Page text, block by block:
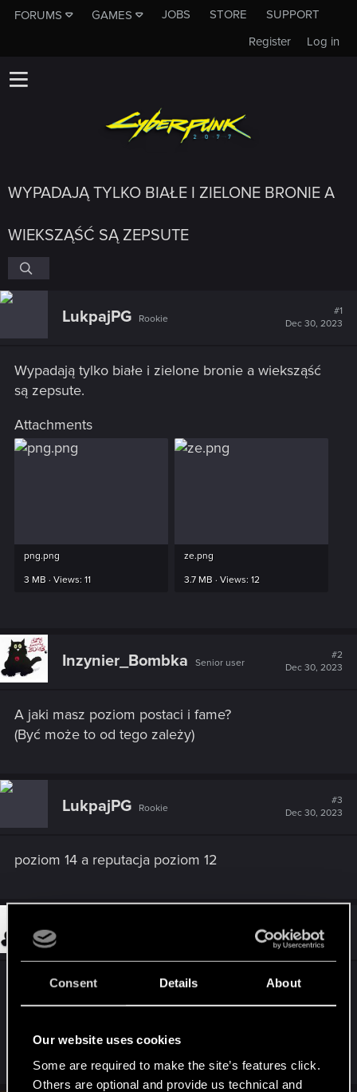
Consent Details About
Our website uses cookies
Some are required to make the site’s features click.
Others are optional and provide us technical and
FORUMS GAMES JOBS STORE
SUPPORT
Log in
Register
WYPADAJĄ TYLKO BIAŁE I ZIELONE BRONIE A
WIEKSZĄŚĆ SĄ ZEPSUTE
LukpajPG Rookie
#1
Dec 30, 2023
Wypadają tylko białe i zielone bronie a wieksząść
są zepsute.
Attachments
png.png
3 MB · Views: 11
ze.png
3.7 MB · Views: 12
Inzynier_Bombka Senior user
#2
Dec 30, 2023
A jaki masz poziom postaci i fame?
(Być może to od tego zależy)
LukpajPG Rookie
#3
Dec 30, 2023
poziom 14 a reputacja poziom 12
Dec 30, 2023
Ja dobiłem jakoś szybko reputacją do 50 (bo się
w każdą awanturę ładowałem zwiedzając miasto) i
wcześniej tylko zielone i niebieskie.